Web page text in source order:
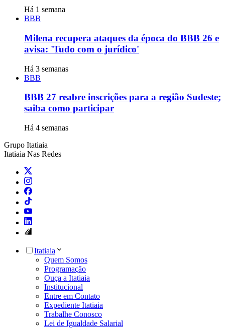
Há 1 semana
BBB
Milena recupera ataques da época do BBB 26 e
avisa: 'Tudo com o jurídico'
Há 3 semanas
BBB
BBB 27 reabre inscrições para a região Sudeste;
saiba como participar
Há 4 semanas
Grupo Itatiaia
Itatiaia Nas Redes
Itatiaia
Quem Somos
Programação
Ouça a Itatiaia
Institucional
Entre em Contato
Expediente Itatiaia
Trabalhe Conosco
Lei de Igualdade Salarial